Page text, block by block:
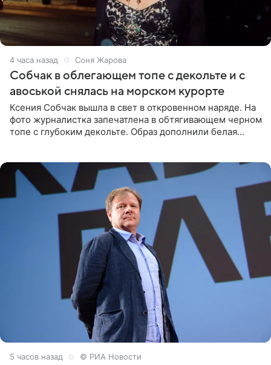
4 часа назад Соня Жарова
Собчак в облегающем топе с декольте и с
авоськой снялась на морском курорте
Ксения Собчак вышла в свет в откровенном наряде. На
фото журналистка запечатлена в обтягивающем черном
топе с глубоким декольте. Образ дополнили белая
5 часов назад © РИА Новости